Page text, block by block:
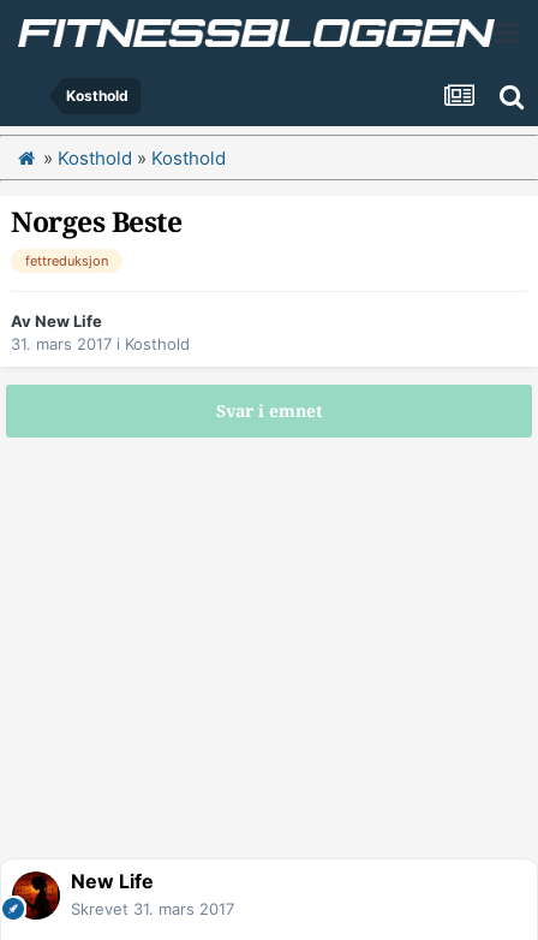
Kosthold
» Kosthold » Kosthold
Norges Beste
fettreduksjon
AvNew Life
31. mars 2017 i Kosthold
Svar i emnet
New Life
Skrevet 31. mars 2017